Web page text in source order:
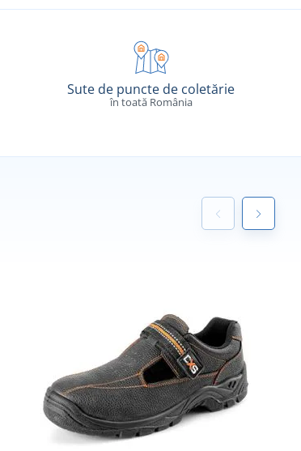
Sute de puncte de coletărie
în toată România